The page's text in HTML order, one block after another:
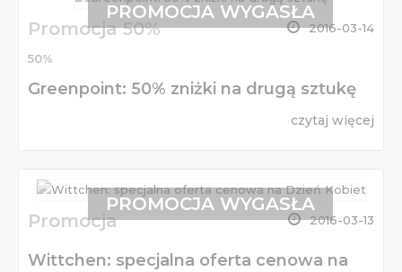
Promocja 50% 2016-03-14
50%
Greenpoint: 50% zniżki na drugą sztukę
czytaj więcej
PROMOCJA WYGASŁA
Promocja 2016-03-13
Wittchen: specjalna oferta cenowa na
PROMOCJA WYGASŁA